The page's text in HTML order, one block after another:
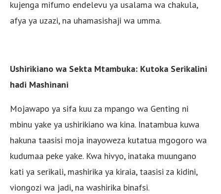
kujenga mifumo endelevu ya usalama wa chakula,
afya ya uzazi, na uhamasishaji wa umma.
Ushirikiano wa Sekta Mtambuka: Kutoka Serikalini
hadi Mashinani
Mojawapo ya sifa kuu za mpango wa Genting ni
mbinu yake ya ushirikiano wa kina. Inatambua kuwa
hakuna taasisi moja inayoweza kutatua mgogoro wa
kudumaa peke yake. Kwa hivyo, inataka muungano
kati ya serikali, mashirika ya kiraia, taasisi za kidini,
viongozi wa jadi, na washirika binafsi.